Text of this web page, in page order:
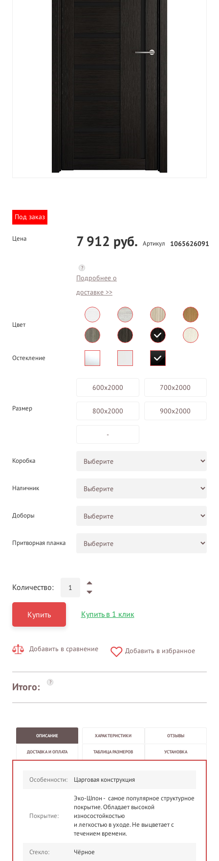
Под заказ
Цена 7 912 руб.
?
Подробнее о
доставке >>
Артикул 1065626091
Цвет
Остекление
Размер
600х2000 700х2000
800х2000 900х2000
-
Коробка
Наличник
Доборы
Притворная планка
Количество:
Купить Купить в 1 клик
Добавить в сравнение Добавить в избранное
Итого: ?
ОПИСАНИЕ ХАРАКТЕРИСТИКИ ОТЗЫВЫ
ДОСТАВКА И ОПЛАТА ТАБЛИЦА РАЗМЕРОВ УСТАНОВКА
Особенности: Царговая конструкция
Покрытие:
Эко-Шпон - самое популярное структурное
покрытие. Обладает высокой
износостойкостью
и легкостью в уходе. Не выцветает с
течением времени.
Стекло: Чёрное